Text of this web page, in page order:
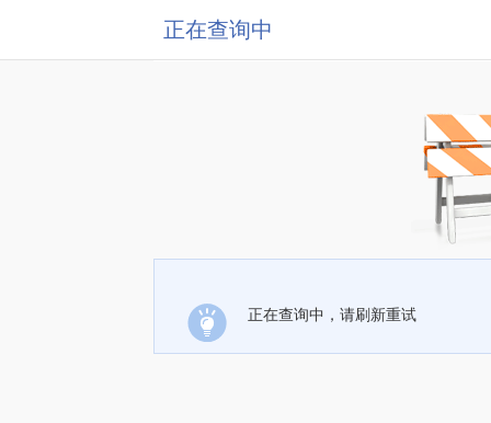
正在查询中
正在查询中，请刷新重试